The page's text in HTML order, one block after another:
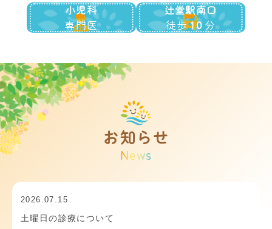
小児科
専門医
辻堂駅南口
徒歩 10 分
お知らせ
News
2026.07.15
土曜日の診療について